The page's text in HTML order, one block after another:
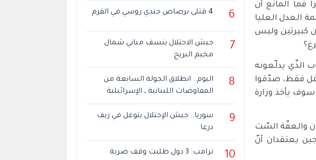
فما المانع أن
العدل العليا
كبيرتين وليس
الذّي يدلّعونه
ويتقاضى راتبا شهريّا متواضعا مقداره 50 ألف شاقل فقط، صدّقوا
سوف يأخذ وزارة
والعفّة السّت
يعتقدان أنّ
6 4 قتلى برصاص جندي روسي في القرم
7
جيش الاحتلال ينسف مباني شمال
مخيم البريج
8
اليوم.. انطلاق الجولة السابعة من
المفاوضات اللبنانية ــ الإسرائيلية
9
سوريا.. جيش الإحتلال يتوغل في ريف
درعا
10 ترامب: 3 دول طلبت وقف ضربة